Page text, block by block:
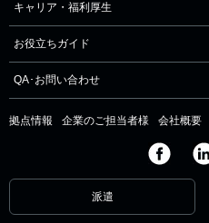
キャリア・福利厚生
お役立ちガイド
QA･お問い合わせ
拠点情報 企業のご担当者様 会社概要
派遣